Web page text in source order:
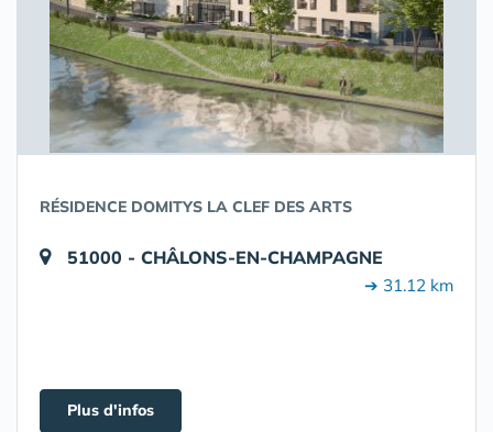
RÉSIDENCE DOMITYS LA CLEF DES ARTS
51000 - CHÂLONS-EN-CHAMPAGNE
➔ 31.12 km
Plus d'infos